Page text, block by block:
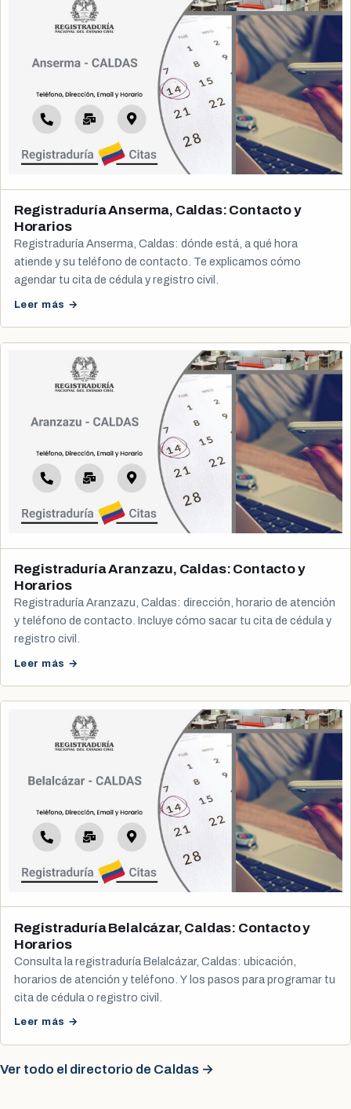
Registraduría Anserma, Caldas: Contacto y
Horarios
Registraduría Anserma, Caldas: dónde está, a qué hora
atiende y su teléfono de contacto. Te explicamos cómo
agendar tu cita de cédula y registro civil.
Leer más →
Registraduría Aranzazu, Caldas: Contacto y
Horarios
Registraduría Aranzazu, Caldas: dirección, horario de atención
y teléfono de contacto. Incluye cómo sacar tu cita de cédula y
registro civil.
Leer más →
Registraduría Belalcázar, Caldas: Contacto y
Horarios
Consulta la registraduría Belalcázar, Caldas: ubicación,
horarios de atención y teléfono. Y los pasos para programar tu
cita de cédula o registro civil.
Leer más →
Ver todo el directorio de Caldas →